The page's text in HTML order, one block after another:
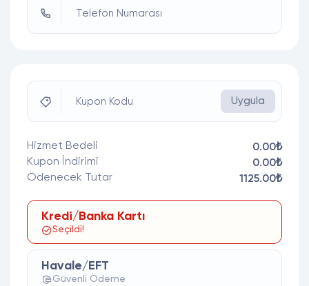
Telefon Numarası
Kupon Kodu Uygula
Hizmet Bedeli
0.00₺
Kupon İndirimi
0.00₺
Ödenecek Tutar
1125.00₺
Kredi/Banka Kartı
Seçildi!
Havale/EFT
Güvenli Ödeme